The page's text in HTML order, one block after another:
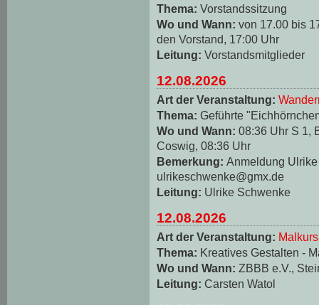
Thema: Vorstandssitzung
Wo und Wann: von 17.00 bis
den Vorstand, 17:00 Uhr
Leitung: Vorstandsmitglieder
12.08.2026
Art der Veranstaltung:
Thema: Geführte
Wo und Wann: 08:36 Uhr S 1,
Coswig, 08:36 Uhr
Bemerkung: Anmeldung
ulrikeschwenke@gmx.de
Leitung: Ulrike Schwenke
12.08.2026
Art der Veranstaltung: Malkurs
Thema: Kreatives Gestalten -
Wo und Wann: ZBBB e.V.,
Leitung: Carsten Watol